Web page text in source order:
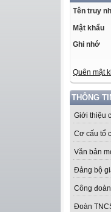
Tên truy
Mật khẩu
Ghi nhớ
Quên mật
THÔNG
Giới thiệu
Cơ cấu tổ
Văn bản
Đảng bộ
Công
Đoàn